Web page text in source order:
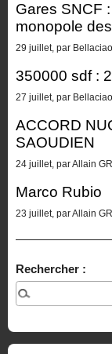
Gares SNCF
monopole
29 juillet, par Bellaciao
350000 sdf :
27 juillet, par Bellaciao
ACCORD
SAOUDIEN
24 juillet, par Allain
Marco Rubio
23 juillet, par Allain
Rechercher :